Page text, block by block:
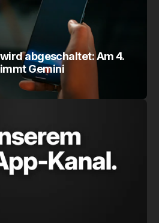
abgeschaltet: Am 4.
Gemini